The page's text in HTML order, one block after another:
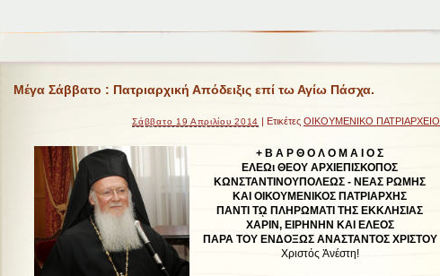
Μέγα Σάββατο : Πατριαρχική Απόδειξις επί τω Αγίω Πάσχα.
Σάββατο 19 Απριλίου 2014 | Ετικέτες ΟΙΚΟΥΜΕΝΙΚΟ ΠΑΤΡΙΑΡΧΕΙΟ
+ Β Α Ρ Θ Ο Λ Ο Μ Α Ι Ο Σ
ΕΛΕΩι ΘΕΟΥ ΑΡΧΙΕΠΙΣΚΟΠΟΣ
ΚΩΝΣΤΑΝΤΙΝΟΥΠΟΛΕΩΣ - ΝΕΑΣ ΡΩΜΗΣ
ΚΑΙ ΟΙΚΟΥΜΕΝΙΚΟΣ ΠΑΤΡΙΑΡΧΗΣ
ΠΑΝΤΙ Τῼ ΠΛΗΡΩΜΑΤΙ ΤΗΣ ΕΚΚΛΗΣΙΑΣ
ΧΑΡΙΝ, ΕΙΡΗΝΗΝ ΚΑΙ ΕΛΕΟΣ
ΠΑΡΑ ΤΟΥ ΕΝΔΟΞΩΣ ΑΝΑΣΤΑΝΤΟΣ ΧΡΙΣΤΟΥ
Χριστός Ἀνέστη!